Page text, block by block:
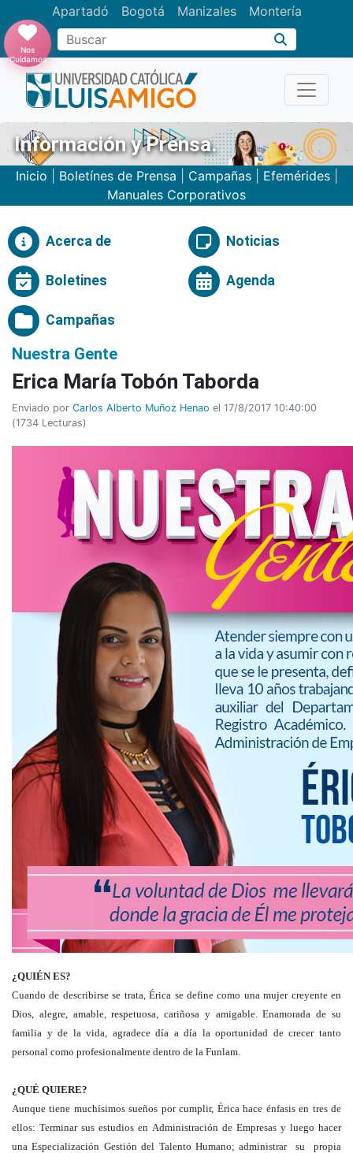
Apartadó Bogotá Manizales Montería
Buscar
Nos
Cuidamos
Información y Prensa.
Inicio Boletínes de Prensa Campañas| Efemérides|
Manuales Corporativos
Acerca de Noticias
Boletines Agenda
Campañas
Nuestra Gente
Erica María Tobón Taborda
Enviado por Carlos Alberto Muñoz Henao el 17/8/2017 10:40:00
(1734 Lecturas)
¿QUIÉN ES?
Cuando de describirse se trata, Érica se define como una mujer creyente en
Dios, alegre, amable, respetuosa, cariñosa y amigable. Enamorada de su
familia y de la vida, agradece día a día la oportunidad de crecer tanto
personal como profesionalmente dentro de la Funlam.
¿QUÉ QUIERE?
Aunque tiene muchísimos sueños por cumplir, Érica hace énfasis en tres de
ellos: Terminar sus estudios en Administración de Empresas y luego hacer
una Especialización Gestión del Talento Humano; administrar su propia